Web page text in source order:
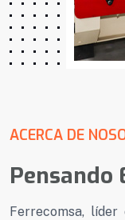
ACERCA DE
Pensando
Ferrecomsa,